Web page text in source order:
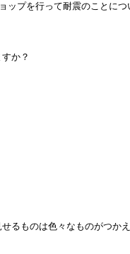
ップを行って耐震のことにつ
か？
るものは色々なものがつかえ